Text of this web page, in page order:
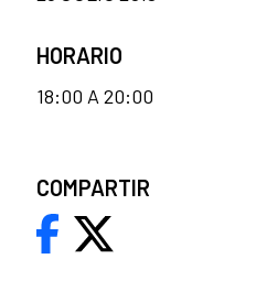
HORARIO
18:00 A 20:00
COMPARTIR